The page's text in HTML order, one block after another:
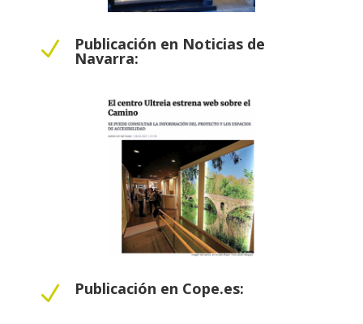
N Publicación en Noticias de
Navarra:
N Publicación en Cope.es: